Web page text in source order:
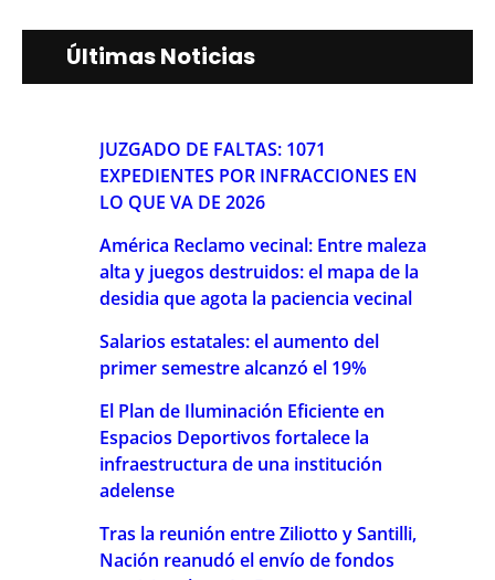
Últimas Noticias
JUZGADO DE FALTAS: 1071
EXPEDIENTES POR INFRACCIONES EN
LO QUE VA DE 2026
América Reclamo vecinal: Entre maleza
alta y juegos destruidos: el mapa de la
desidia que agota la paciencia vecinal
Salarios estatales: el aumento del
primer semestre alcanzó el 19%
El Plan de Iluminación Eficiente en
Espacios Deportivos fortalece la
infraestructura de una institución
adelense
Tras la reunión entre Ziliotto y Santilli,
Nación reanudó el envío de fondos